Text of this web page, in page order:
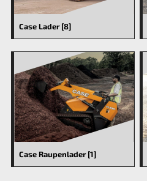
Case Lader [8]
Case Raupenlader [1]